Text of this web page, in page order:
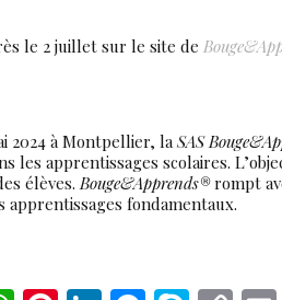
le 2 juillet sur le site de
2024 à Montpellier, la SAS
les apprentissages scolaires.
élèves. Bouge&Apprends®rompt
fondamentaux.